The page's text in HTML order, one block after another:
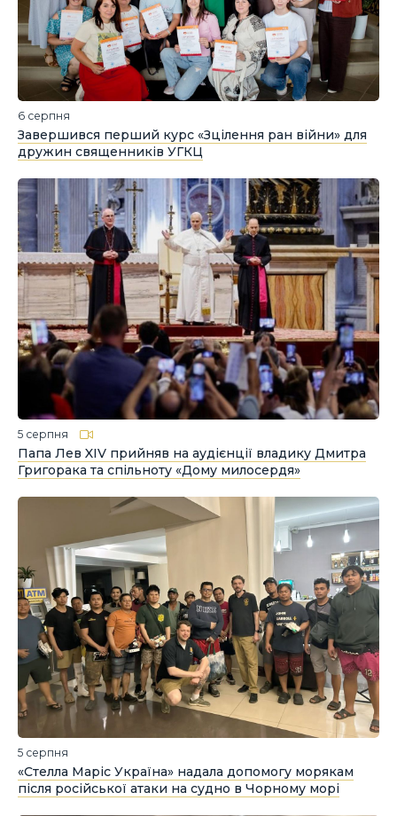
6 серпня
Завершився перший курс «Зцілення ран війни» для
дружин священників УГКЦ
5 серпня
Папа Лев XIV прийняв на аудієнції владику Дмитра
Григорака та спільноту «Дому милосердя»
5 серпня
«Стелла Маріс Україна» надала допомогу морякам
після російської атаки на судно в Чорному морі